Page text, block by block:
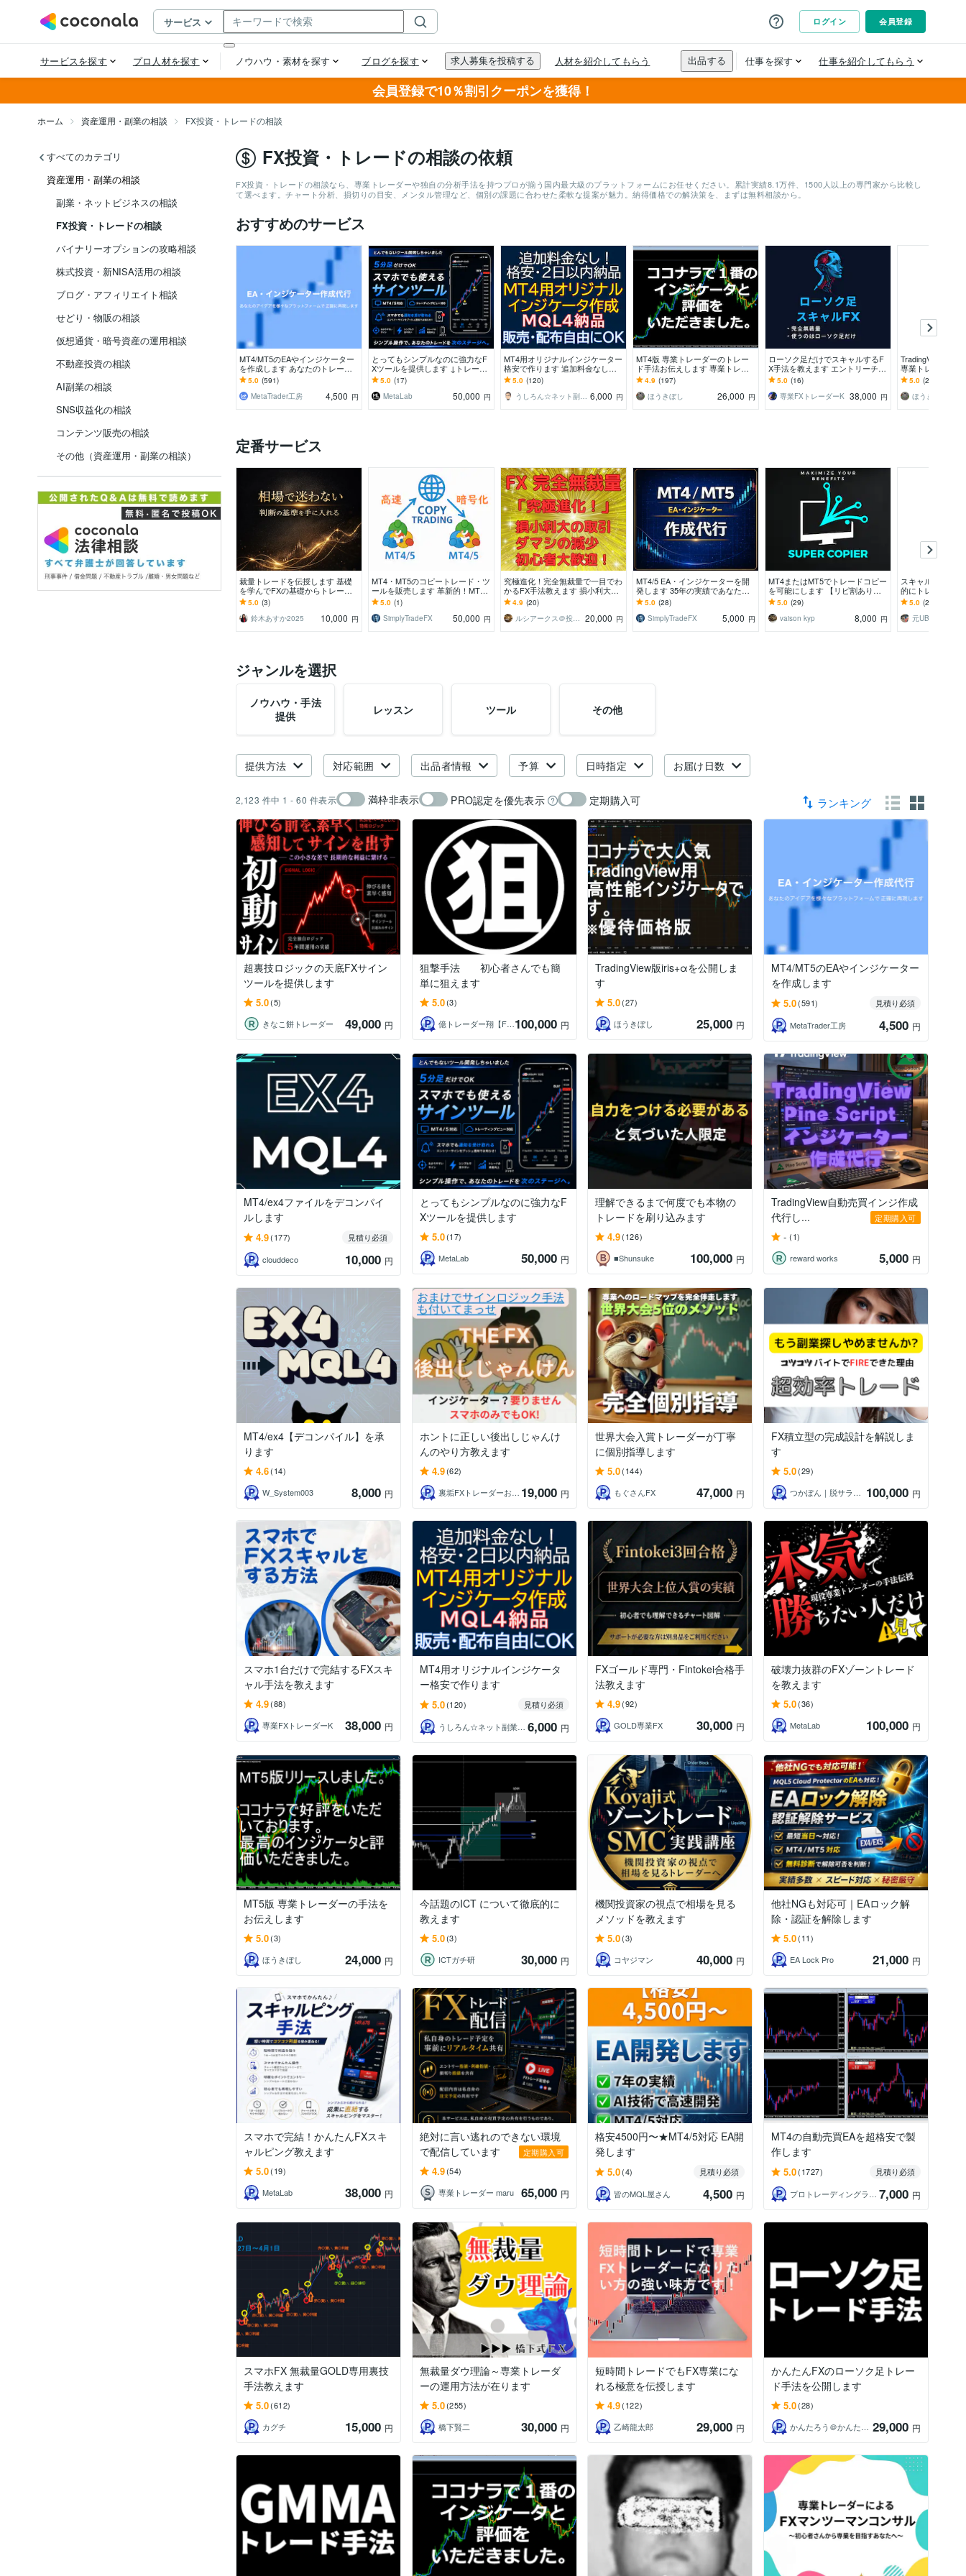
会員登録で10％割引クーポンを獲得！
ホーム 資産運用・副業の相談 FX投資・トレードの相談
すべてのカテゴリ
資産運用・副業の相談
副業・ネットビジネスの相談
FX投資・トレードの相談
バイナリーオプションの攻略相談
株式投資・新NISA活用の相談
ブログ・アフィリエイト相談
せどり・物販の相談
仮想通貨・暗号資産の運用相談
不動産投資の相談
AI副業の相談
SNS収益化の相談
コンテンツ販売の相談
その他（資産運用・副業の相談）
FX投資・トレードの相談の依頼
FX投資・トレードの相談なら、専業トレーダーや独自の分析手法を持つプロが揃う国内最大級のプラットフォームにお任せください。累計実績8.1万件、1500人以上の専門家から比較し
て選べます。チャート分析、損切りの目安、メンタル管理など、個別の課題に合わせた柔軟な提案が魅力。納得価格での解決策を、まずは無料相談から。
おすすめのサービス
MT4/MT5のEAやインジケーター
を作成します あなたのトレード
をMetaTrader上で正確に再現！
5.0 (591)
MetaTrader工房
4,500 円
とってもシンプルなのに強力なF
Xツールを提供します ↓トレード
手法は説明欄で公開しちゃいまし
た↓
5.0 (17)
MetaLab
50,000 円
MT4用オリジナルインジケーター
格安で作ります 追加料金なし！2
日以内納品！MQL4納品で販売・
配布OK
5.0 (120)
うしろん☆ネット副業＆トレードツール制作 6,000 円
MT4版 専業トレーダーのトレー
ド手法お伝えします 専業トレー
ダーが長年使ってきた手法です。
4.9 (197)
ほうきぼし
26,000 円
ローソク足だけでスキャルするF
X手法を教えます エントリーチャ
ンスが多く、短い時間で完結する
FX手法
5.0 (16)
専業FXトレーダーK 38,000 円
TradingView版
専業トレーダー
をTradingViewで！
5.0 (27)
ほうきぼし
定番サービス
裁量トレードを伝授します 基礎
を学んでFXの基礎からトレード
手法まで伝授
5.0 (3)
鈴木あすか2025
10,000 円
MT4・MT5のコピートレード・ツ
ールを販売します 革新的！MT
4、MT5、ブローカー、銘柄名の
『壁』を破壊せよ
5.0 (1)
SimplyTradeFX
50,000 円
究極進化！完全無裁量で一目でわ
かるFX手法教えます 損小利大で
騙しが減った、白い枠越えたら注
文FXの進化版です！
4.9 (20)
ルシアークス＠投資家兼SNSマーケッター 20,000 円
MT4/5 EA・インジケーターを開
発します 35年の実績であなたの
戦略を具現化
5.0 (28)
SimplyTradeFX
5,000 円
MT4またはMT5でトレードコピー
を可能にします 【リピ割あり】
複数口座から、MT4・MT5間も超
高速コピー。
5.0 (29)
vaison kyp
8,000 円
スキャルで革命
的にトレードし
ルに利確、注文
うこと無し
5.0 (210)
元UBSトレーダ
ジャンルを選択
ノウハウ・手法
提供
レッスン ツール その他
提供方法 対応範囲 出品者情報 予算 日時指定 お届け日数
2,123 件中 1 - 60 件表示 満枠非表示 PRO認定を優先表示 定期購入可 ランキング
超裏技ロジックの天底FXサイン
ツールを提供します
5.0(5)
きなこ餅トレーダー
49,000 円
狙撃手法 初心者さんでも簡
単に狙えます
5.0(3)
億トレーダー翔【FXトレーダー】 100,000 円
TradingView版iris+αを公開しま
す
5.0(27)
ほうきぼし
25,000 円
MT4/MT5のEAやインジケーター
を作成します
5.0(591)
見積り必須
MetaTrader工房
4,500 円
MT4/ex4ファイルをデコンパイ
ルします
4.9(177)
見積り必須
clouddeco
10,000 円
とってもシンプルなのに強力なF
Xツールを提供します
5.0(17)
MetaLab
50,000 円
理解できるまで何度でも本物の
トレードを刷り込みます
4.9(126)
■Shunsuke
100,000 円
TradingView自動売買インジ作成
代行し...
定期購入可
- (1)
reward works
5,000 円
MT4/ex4【デコンパイル】を承
ります
4.6(14)
W_System003
8,000 円
ホントに正しい後出しじゃんけ
んのやり方教えます
4.9(62)
裏垢FXトレーダーおすげ 19,000 円
世界大会入賞トレーダーが丁寧
に個別指導します
5.0(144)
もぐさんFX
47,000 円
FX積立型の完成設計を解説しま
す
5.0(29)
つかぽん｜脱サラ＠子育てパパ
100,000 円
スマホ1台だけで完結するFXスキ
ャル手法を教えます
4.9(88)
専業FXトレーダーK
38,000 円
MT4用オリジナルインジケータ
ー格安で作ります
5.0(120)
見積り必須
うしろん☆ネット副業＆トレードツール制作 6,000 円
FXゴールド専門・Fintokei合格手
法教えます
4.9(92)
GOLD専業FX
30,000 円
破壊力抜群のFXゾーントレード
を教えます
5.0(36)
MetaLab
100,000 円
MT5版 専業トレーダーの手法を
お伝えします
5.0(3)
ほうきぼし
24,000 円
今話題のICT について徹底的に
教えます
5.0(3)
ICTガチ研
30,000 円
機関投資家の視点で相場を見る
メソッドを教えます
5.0(3)
コヤジマン
40,000 円
他社NGも対応可｜EAロック解
除・認証を解除します
5.0(11)
EA Lock Pro
21,000 円
スマホで完結！かんたんFXスキ
ャルピング教えます
5.0(19)
MetaLab
38,000 円
絶対に言い逃れのできない環境
で配信しています
定期購入可
4.9(54)
専業トレーダー maru
65,000 円
格安4500円〜★MT4/5対応 EA開
発します
5.0(4)
見積り必須
皆のMQL屋さん
4,500 円
MT4の自動売買EAを超格安で製
作します
5.0(1727)
見積り必須
プロトレーディングラマー 7,000 円
スマホFX 無裁量GOLD専用裏技
手法教えます
5.0(612)
カグチ
15,000 円
無裁量ダウ理論～専業トレーダ
ーの運用方法が在ります
5.0(255)
橋下賢二
30,000 円
短時間トレードでもFX専業にな
れる極意を伝授します
4.9(122)
乙崎龍太郎
29,000 円
かんたんFXのローソク足トレー
ド手法を公開します
5.0(28)
かんたろう＠かんたんFX
29,000 円